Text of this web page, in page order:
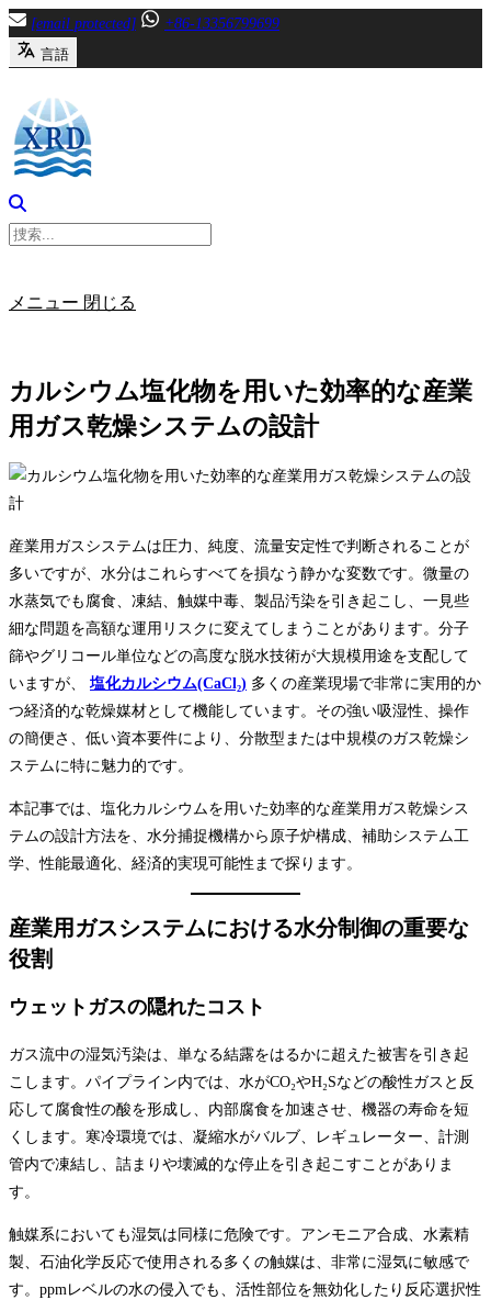
内
容
キ
ッ
[email protected]
+86-13356799699
言語
メニュー 閉じる
カルシウム塩化物を用いた効率的な産業
用ガス乾燥システムの設計
産業用ガスシステムは圧力、純度、流量安定性で判断されることが
多いですが、水分はこれらすべてを損なう静かな変数です。微量の
水蒸気でも腐食、凍結、触媒中毒、製品汚染を引き起こし、一見些
細な問題を高額な運用リスクに変えてしまうことがあります。分子
篩やグリコール単位などの高度な脱水技術が大規模用途を支配して
いますが、 塩化カルシウム(CaCl₂) 多くの産業現場で非常に実用的か
つ経済的な乾燥媒材として機能しています。その強い吸湿性、操作
の簡便さ、低い資本要件により、分散型または中規模のガス乾燥シ
ステムに特に魅力的です。
本記事では、塩化カルシウムを用いた効率的な産業用ガス乾燥シス
テムの設計方法を、水分捕捉機構から原子炉構成、補助システム工
学、性能最適化、経済的実現可能性まで探ります。
産業用ガスシステムにおける水分制御の重要な
役割
ウェットガスの隠れたコスト
ガス流中の湿気汚染は、単なる結露をはるかに超えた被害を引き起
こします。パイプライン内では、水がCO₂やH₂Sなどの酸性ガスと反
応して腐食性の酸を形成し、内部腐食を加速させ、機器の寿命を短
くします。寒冷環境では、凝縮水がバルブ、レギュレーター、計測
管内で凍結し、詰まりや壊滅的な停止を引き起こすことがありま
す。
触媒系においても湿気は同様に危険です。アンモニア合成、水素精
製、石油化学反応で使用される多くの触媒は、非常に湿気に敏感で
す。ppmレベルの水の侵入でも、活性部位を無効化したり反応選択性